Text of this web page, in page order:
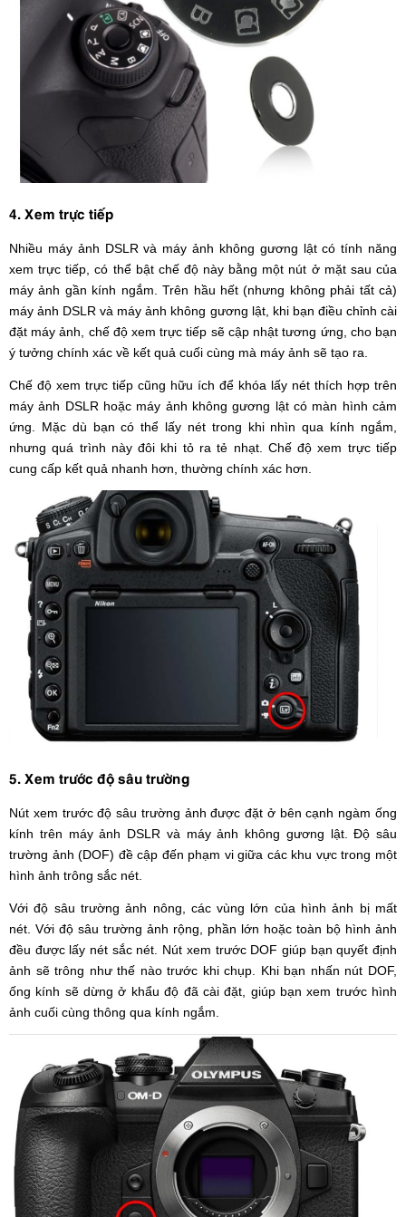
4. Xem trực tiếp
Nhiều máy ảnh DSLR và máy ảnh không gương lật có tính năng
xem trực tiếp, có thể bật chế độ này bằng một nút ở mặt sau của
máy ảnh gần kính ngắm. Trên hầu hết (nhưng không phải tất cả)
máy ảnh DSLR và máy ảnh không gương lật, khi bạn điều chỉnh cài
đặt máy ảnh, chế độ xem trực tiếp sẽ cập nhật tương ứng, cho bạn
ý tưởng chính xác về kết quả cuối cùng mà máy ảnh sẽ tạo ra.
Chế độ xem trực tiếp cũng hữu ích để khóa lấy nét thích hợp trên
máy ảnh DSLR hoặc máy ảnh không gương lật có màn hình cảm
ứng. Mặc dù bạn có thể lấy nét trong khi nhìn qua kính ngắm,
nhưng quá trình này đôi khi tỏ ra tẻ nhạt. Chế độ xem trực tiếp
cung cấp kết quả nhanh hơn, thường chính xác hơn.
5. Xem trước độ sâu trường
Nút xem trước độ sâu trường ảnh được đặt ở bên cạnh ngàm ống
kính trên máy ảnh DSLR và máy ảnh không gương lật. Độ sâu
trường ảnh (DOF) đề cập đến phạm vi giữa các khu vực trong một
hình ảnh trông sắc nét.
Với độ sâu trường ảnh nông, các vùng lớn của hình ảnh bị mất
nét. Với độ sâu trường ảnh rộng, phần lớn hoặc toàn bộ hình ảnh
đều được lấy nét sắc nét. Nút xem trước DOF giúp bạn quyết định
ảnh sẽ trông như thế nào trước khi chụp. Khi bạn nhấn nút DOF,
ống kính sẽ dừng ở khẩu độ đã cài đặt, giúp bạn xem trước hình
ảnh cuối cùng thông qua kính ngắm.